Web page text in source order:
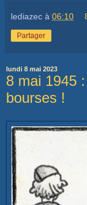
lediazec à 06:10
Partager
lundi 8 mai 2023
8 mai 1945
bourses !